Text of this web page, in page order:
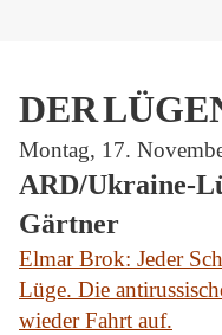
DER
Montag, 17.
ARD/Ukraine-
Gärtner
Elmar Brok: Jeder
Lüge. Die
wieder Fahrt auf.